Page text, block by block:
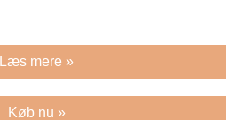
Læs mere »
Køb nu »